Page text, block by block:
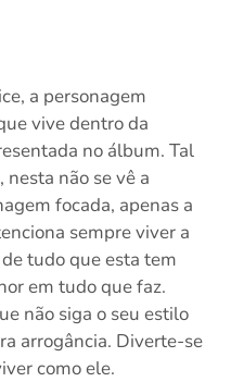
a personagem
vive dentro da
no álbum. Tal
não se vê a
focada, apenas a
sempre viver a
tudo que esta tem
em tudo que faz.
não siga o seu estilo
arrogância. Diverte-se
como ele.